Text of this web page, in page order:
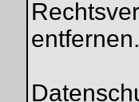
entfernen.